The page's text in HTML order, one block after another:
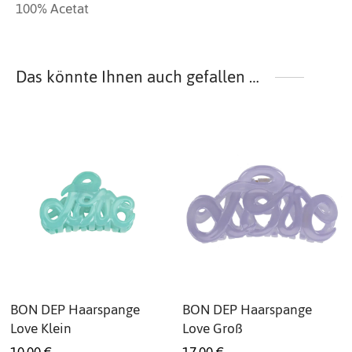
100% Acetat
Das könnte Ihnen auch gefallen …
BON DEP Haarspange
Love Klein
BON DEP Haarspange
Love Groß